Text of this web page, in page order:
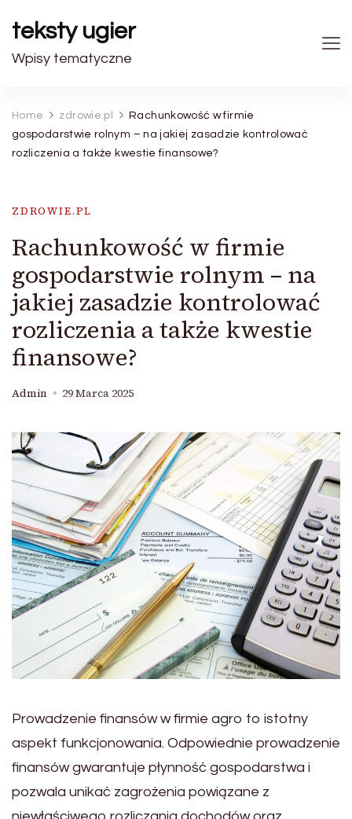
teksty ugier
Wpisy tematyczne
Home zdrowie.pl
Rachunkowość w firmie
gospodarstwie rolnym – na jakiej zasadzie kontrolować
rozliczenia a także kwestie finansowe?
ZDROWIE.PL
Rachunkowość w firmie
gospodarstwie rolnym – na
jakiej zasadzie kontrolować
rozliczenia a także kwestie
finansowe?
Admin 29 Marca 2025
Prowadzenie finansów w firmie agro to istotny
aspekt funkcjonowania. Odpowiednie prowadzenie
finansów gwarantuje płynność gospodarstwa i
pozwala unikać zagrożenia powiązane z
niewłaściwego rozliczania dochodów oraz